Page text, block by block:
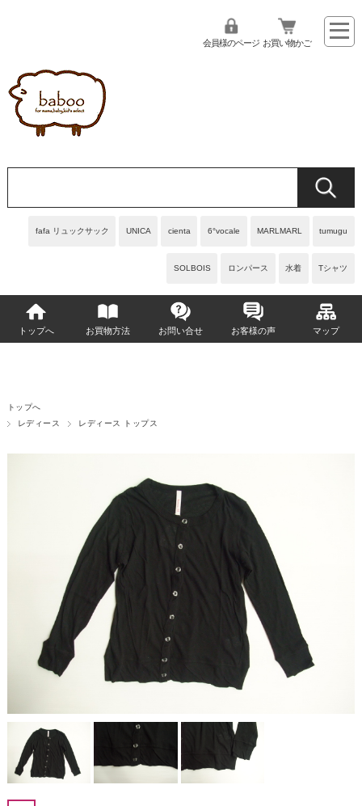
fafa リュックサック UNICA cienta 6°vocale MARLMARL tumugu
SOLBOIS ロンパース 水着 Tシャツ
会員様のページ お買い物かご
トップへ お買物方法 お問い合せ お客様の声 マップ
トップへ
レディース
レディース トップス